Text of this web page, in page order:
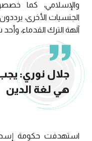
والإسلامي، كما
الجنسيات الأخرى،
آلهة الترك القدماء،
جلال نوري:
هي لغة الدين
استهدفت حكومة